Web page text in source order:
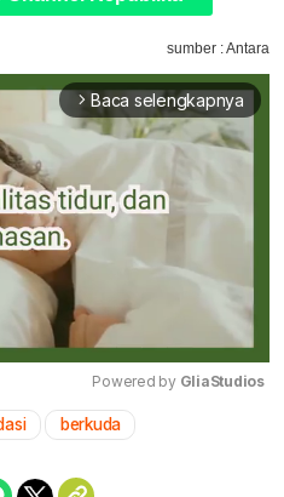
sumber : Antara
arrow_forward_ios Baca selengkapnya
Powered by GliaStudios
berkuda